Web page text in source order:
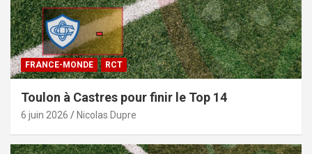
FRANCE-MONDE RCT
Toulon à Castres pour finir le Top 14
6 juin 2026 Nicolas Dupre